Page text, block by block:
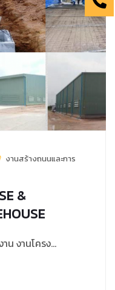
งานสร้างถนนและการ
&
าน งานโครง…